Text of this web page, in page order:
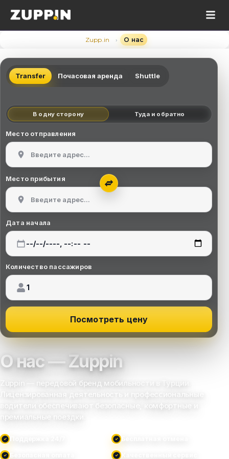
Zupp.in › О нас
Transfer Почасовая аренда Shuttle
В одну сторону Туда и обратно
Место отправления
Место прибытия
Дата начала
Количество пассажиров
Посмотреть цену
О нас — Zuppin
Zuppin — передовой бренд мобильности в Турции.
Лицензированная деятельность и профессиональные
водители обеспечивают безопасные, комфортные и
премиальные поездки.